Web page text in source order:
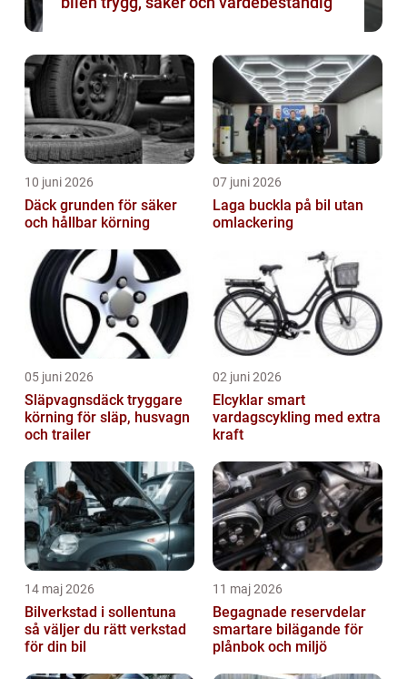
10 juni 2026
Däck grunden för säker
och hållbar körning
07 juni 2026
Laga buckla på bil utan
omlackering
05 juni 2026
Släpvagnsdäck tryggare
körning för släp, husvagn
och trailer
02 juni 2026
Elcyklar smart
vardagscykling med extra
kraft
14 maj 2026
Bilverkstad i sollentuna
så väljer du rätt verkstad
för din bil
11 maj 2026
Begagnade reservdelar
smartare bilägande för
plånbok och miljö